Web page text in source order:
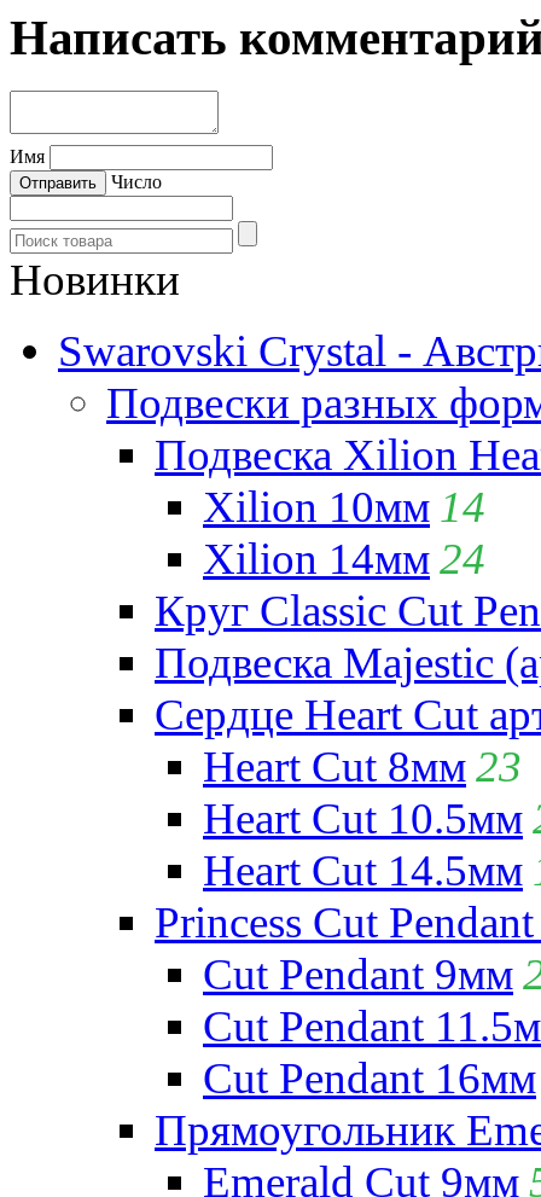
Написать
Имя
Число
Новинки
Swarovski Crystal -
Подвески разных
Подвеска Xilion
Xilion 10мм 14
Xilion 14мм24
Круг Classic Cut
Подвеска Majestic
Сердце Heart Cut
Heart Cut 8мм23
Heart Cut 10.5мм
Heart Cut 14.5мм
Princess Cut
Cut Pendant 9мм
Cut Pendant
Cut Pendant 16мм
Прямоугольник
Emerald Cut 9мм